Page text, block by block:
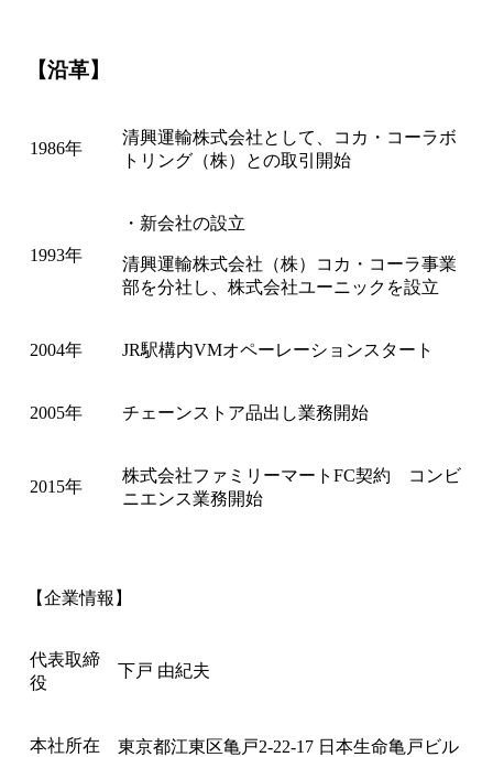
【沿革】
1986年
清興運輸株式会社として、コカ・コーラボ
トリング（株）との取引開始
1993年
・新会社の設立
清興運輸株式会社（株）コカ・コーラ事業
部を分社し、株式会社ユーニックを設立
2004年 JR駅構内VMオペーレーションスタート
2005年 チェーンストア品出し業務開始
2015年
株式会社ファミリーマートFC契約 コンビ
ニエンス業務開始
【企業情報】
代表取締
役
下戸 由紀夫
本社所在
東京都江東区亀戸2-22-17 日本生命亀戸ビル